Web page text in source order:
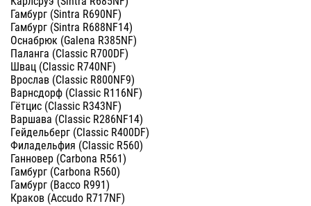
Гамбург (Sintra R690NF)
Гамбург (Sintra R688NF14)
Оснабрюк (Galena R385NF)
Паланга (Classic R700DF)
Швац (Classic R740NF)
Врослав (Classic R800NF9)
Варнсдорф (Classic R116NF)
Гётцис (Classic R343NF)
Варшава (Classic R286NF14)
Гейдельберг (Classic R400DF)
Филадельфия (Classic R560)
Ганновер (Carbona R561)
Гамбург (Carbona R560)
Гамбург (Bacco R991)
Краков (Accudo R717NF)